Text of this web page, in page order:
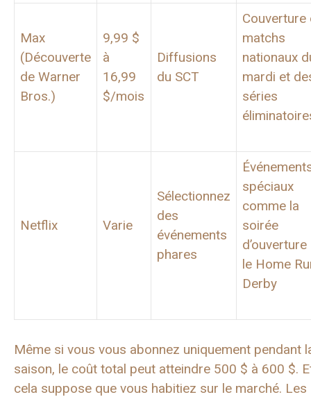
Max
(Découverte
de Warner
Bros.)
9,99 $
à
16,99
$/mois
Diffusions
du SCT
Couverture
matchs
nationaux
mardi et
séries
Netflix Varie
Sélectionnez
des
événements
phares
spéciaux
comme la
soirée
d’ouverture
le Home
Derby
Même si vous vous abonnez uniquement pendant
saison, le coût total peut atteindre 500 $ à 600 $.
cela suppose que vous habitiez sur le marché. Les